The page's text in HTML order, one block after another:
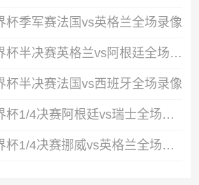
杯季军赛法国vs英格兰全场录像
07月16日世界杯半决赛英格兰vs阿根廷全场录像
杯半决赛法国vs西班牙全场录像
07月12日世界杯1/4决赛阿根廷vs瑞士全场录像
07月12日世界杯1/4决赛挪威vs英格兰全场录像